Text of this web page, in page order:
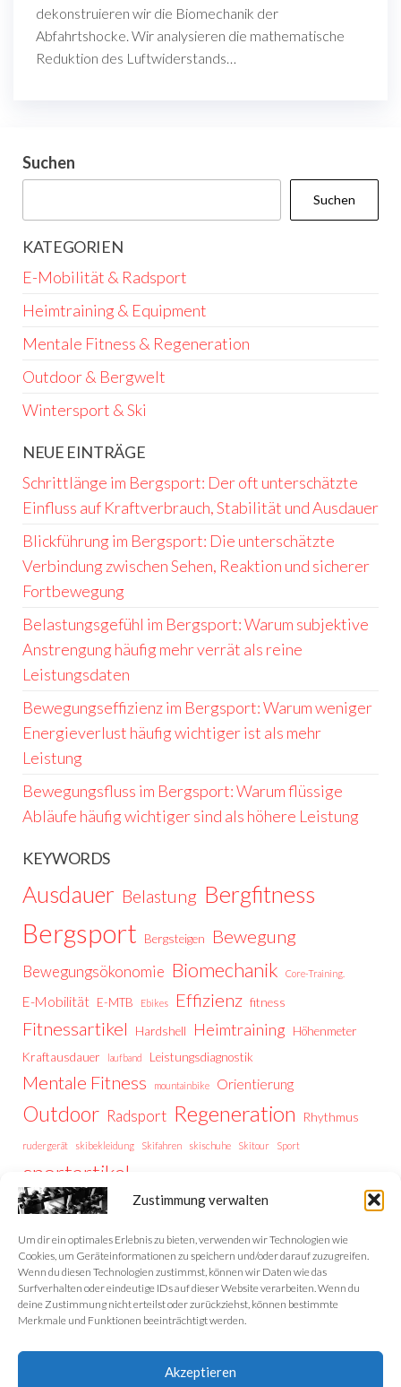
Zustimmung verwalten
Um dir ein optimales Erlebnis zu bieten, verwenden wir Technologien wie
Cookies, um Geräteinformationen zu speichern und/oder darauf zuzugreifen.
Wenn du diesen Technologien zustimmst, können wir Daten wie das
Surfverhalten oder eindeutige IDs auf dieser Website verarbeiten. Wenn du
deine Zustimmung nicht erteilst oder zurückziehst, können bestimmte
Merkmale und Funktionen beeinträchtigt werden.
Akzeptieren
dekonstruieren wir die Biomechanik der
Abfahrtshocke. Wir analysieren die mathematische
Reduktion des Luftwiderstands…
Suchen
Suchen
KATEGORIEN
E-Mobilität & Radsport
Heimtraining & Equipment
Mentale Fitness & Regeneration
Outdoor & Bergwelt
Wintersport & Ski
NEUE EINTRÄGE
Schrittlänge im Bergsport: Der oft unterschätzte
Einfluss auf Kraftverbrauch, Stabilität und Ausdauer
Blickführung im Bergsport: Die unterschätzte
Verbindung zwischen Sehen, Reaktion und sicherer
Fortbewegung
Belastungsgefühl im Bergsport: Warum subjektive
Anstrengung häufig mehr verrät als reine
Leistungsdaten
Bewegungseffizienz im Bergsport: Warum weniger
Energieverlust häufig wichtiger ist als mehr
Leistung
Bewegungsfluss im Bergsport: Warum flüssige
Abläufe häufig wichtiger sind als höhere Leistung
KEYWORDS
Ausdauer Belastung Bergfitness
Bergsport Bergsteigen Bewegung
Bewegungsökonomie Biomechanik Core-Training.
E-Mobilität E-MTB Ebikes Effizienz fitness
Fitnessartikel Hardshell Heimtraining
Höhenmeter
Kraftausdauer
laufband Leistungsdiagnostik
Mentale Fitness mountainbike Orientierung
Outdoor Radsport Regeneration Rhythmus
rudergerät skibekleidung Skifahren skischuhe Skitour Sport
sportartikel
Trainingssteuerung
Trainingstipps Trekking Trekking Vorbereitung
Home
Datenschutzerklärung